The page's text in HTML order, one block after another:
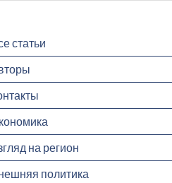
статьи
на регион
политика